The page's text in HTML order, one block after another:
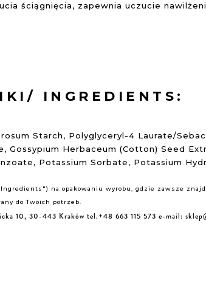
ściągnięcia, zapewnia uczucie
INGREDIENTS:
Starch, Polyglyceryl-4 Laurate/
Gossypium Herbaceum (Cotton) Seed
Potassium Sorbate, Potassium
na opakowaniu wyrobu, gdzie zawsze
do Twoich potrzeb.
10, 30-443 Kraków tel.+48 663 115 573 e-mail: